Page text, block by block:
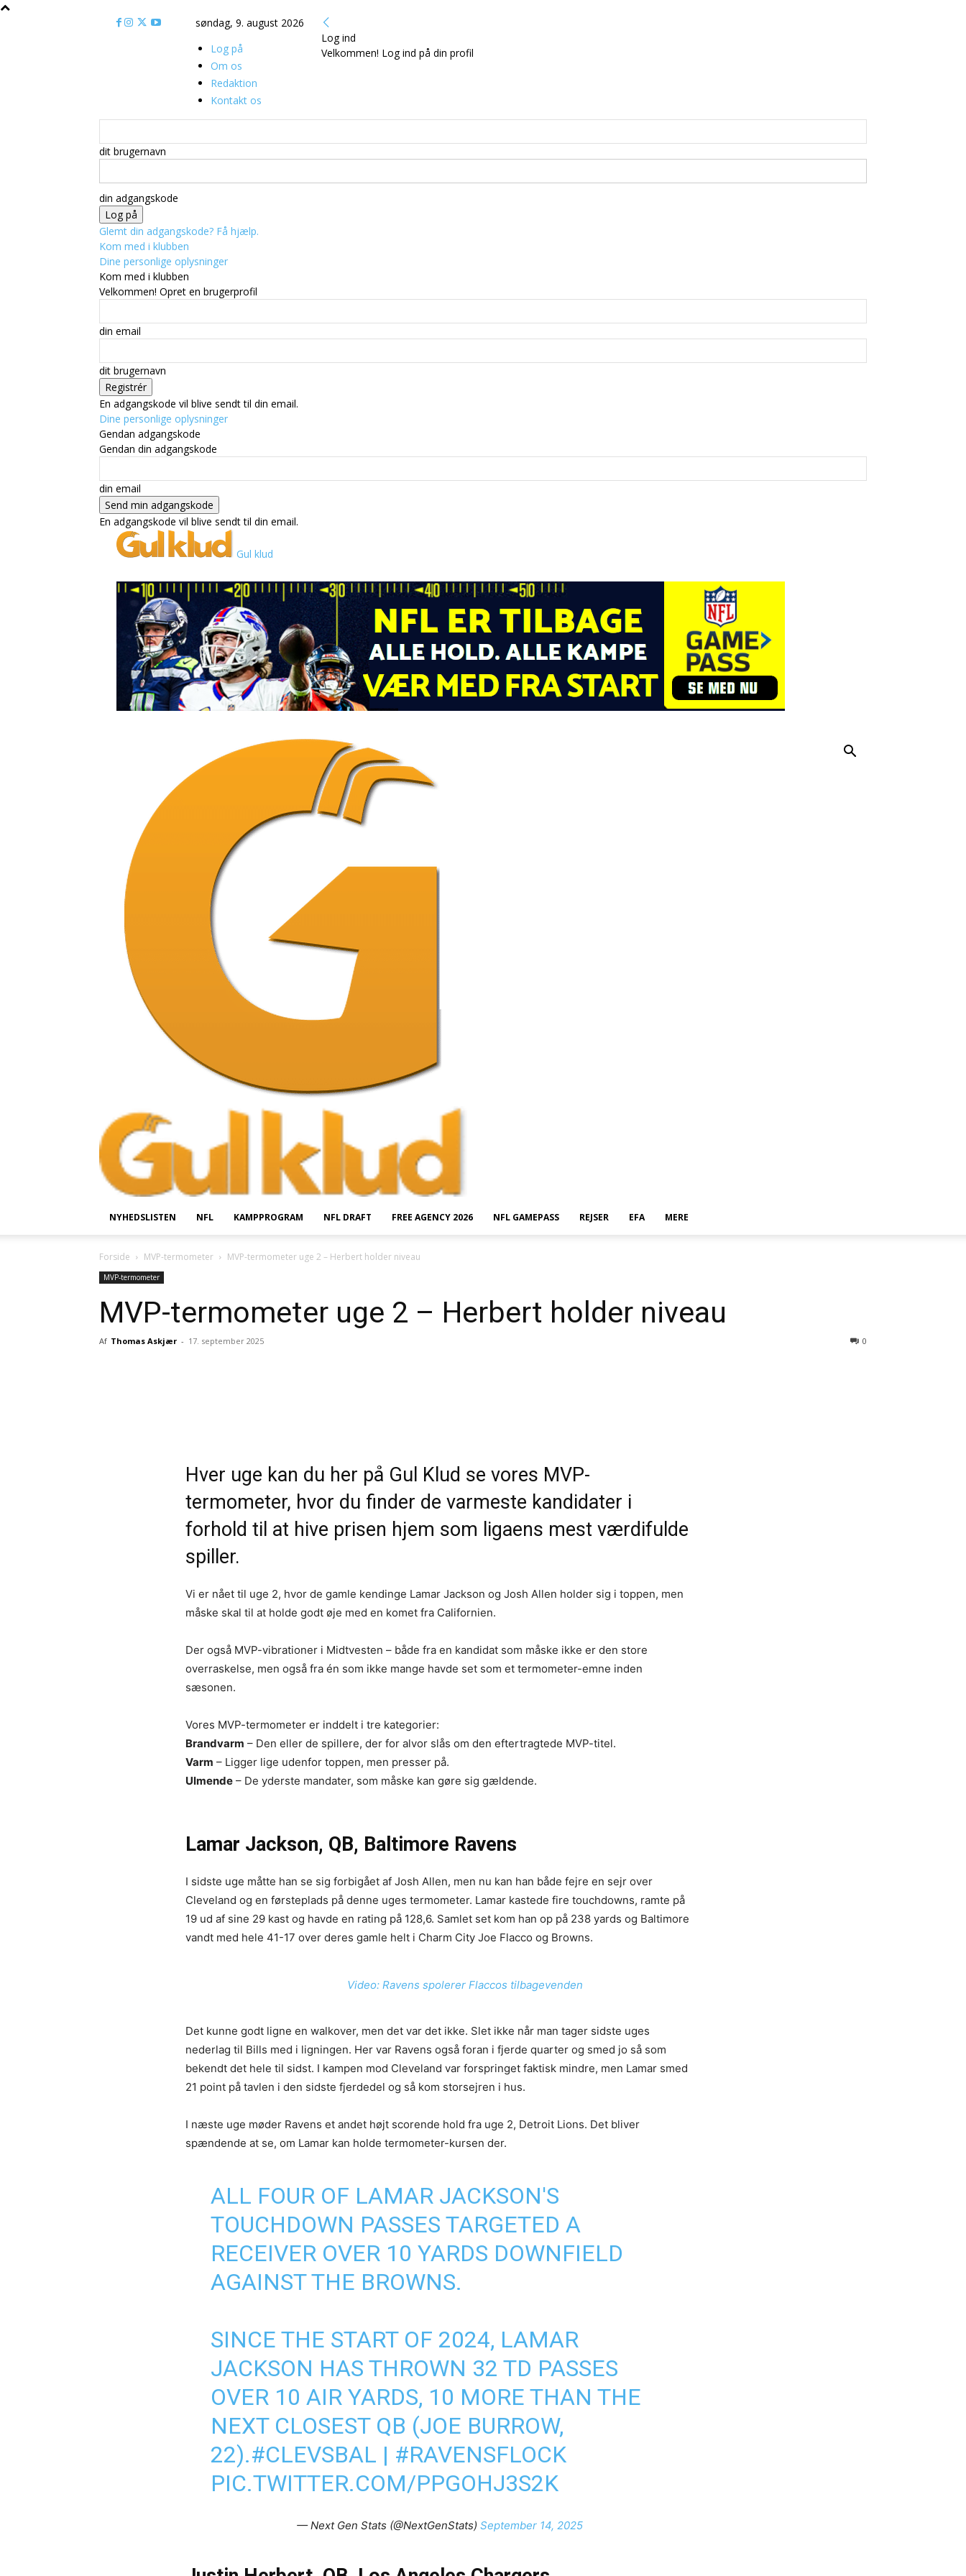
søndag, 9. august 2026
Log på
Om os
Redaktion
Kontakt os
Log ind
Velkommen! Log ind på din profil
dit brugernavn
din adgangskode
Glemt din adgangskode? Få hjælp.
Kom med i klubben
Dine personlige oplysninger
Kom med i klubben
Velkommen! Opret en brugerprofil
din email
dit brugernavn
En adgangskode vil blive sendt til din email.
Dine personlige oplysninger
Gendan adgangskode
Gendan din adgangskode
din email
En adgangskode vil blive sendt til din email.
Gul klud
NYHEDSLISTEN NFL KAMPPROGRAM NFL DRAFT FREE AGENCY 2026 NFL GAMEPASS REJSER EFA MERE
Forside MVP-termometer MVP-termometer uge 2 – Herbert holder niveau
MVP-termometer
MVP-termometer uge 2 – Herbert holder niveau
Af Thomas Askjær - 17. september 2025 0
Hver uge kan du her på Gul Klud se vores MVP-
termometer, hvor du finder de varmeste kandidater i
forhold til at hive prisen hjem som ligaens mest værdifulde
spiller.
Vi er nået til uge 2, hvor de gamle kendinge Lamar Jackson og Josh Allen holder sig i toppen, men
måske skal til at holde godt øje med en komet fra Californien.
Der også MVP-vibrationer i Midtvesten – både fra en kandidat som måske ikke er den store
overraskelse, men også fra én som ikke mange havde set som et termometer-emne inden
sæsonen.
Vores MVP-termometer er inddelt i tre kategorier:
Brandvarm – Den eller de spillere, der for alvor slås om den eftertragtede MVP-titel.
Varm – Ligger lige udenfor toppen, men presser på.
Ulmende – De yderste mandater, som måske kan gøre sig gældende.
Lamar Jackson, QB, Baltimore Ravens
I sidste uge måtte han se sig forbigået af Josh Allen, men nu kan han både fejre en sejr over
Cleveland og en førsteplads på denne uges termometer. Lamar kastede fire touchdowns, ramte på
19 ud af sine 29 kast og havde en rating på 128,6. Samlet set kom han op på 238 yards og Baltimore
vandt med hele 41-17 over deres gamle helt i Charm City Joe Flacco og Browns.
Video: Ravens spolerer Flaccos tilbagevenden
Det kunne godt ligne en walkover, men det var det ikke. Slet ikke når man tager sidste uges
nederlag til Bills med i ligningen. Her var Ravens også foran i fjerde quarter og smed jo så som
bekendt det hele til sidst. I kampen mod Cleveland var forspringet faktisk mindre, men Lamar smed
21 point på tavlen i den sidste fjerdedel og så kom storsejren i hus.
I næste uge møder Ravens et andet højt scorende hold fra uge 2, Detroit Lions. Det bliver
spændende at se, om Lamar kan holde termometer-kursen der.
ALL FOUR OF LAMAR JACKSON'S
TOUCHDOWN PASSES TARGETED A
RECEIVER OVER 10 YARDS DOWNFIELD
AGAINST THE BROWNS.
SINCE THE START OF 2024, LAMAR
JACKSON HAS THROWN 32 TD PASSES
OVER 10 AIR YARDS, 10 MORE THAN THE
NEXT CLOSEST QB (JOE BURROW,
22).#CLEVSBAL | #RAVENSFLOCK
PIC.TWITTER.COM/PPGOHJ3S2K
— Next Gen Stats (@NextGenStats) September 14, 2025